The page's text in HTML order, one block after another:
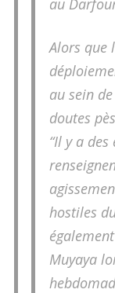
au
Alors que
au sein de
doutes
“Il y a
hostiles
Muyaya